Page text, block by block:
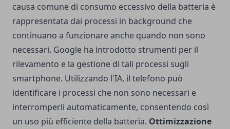
causa comune di consumo eccessivo della batteria è
rappresentata dai processi in background che
continuano a funzionare anche quando non sono
necessari. Google ha introdotto strumenti per il
rilevamento e la gestione di tali processi sugli
smartphone. Utilizzando l'IA, il telefono può
identificare i processi che non sono necessari e
interromperli automaticamente, consentendo così
un uso più efficiente della batteria. Ottimizzazione